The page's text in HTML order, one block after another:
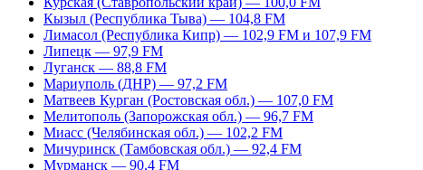
Кызыл (Республика Тыва) — 104,8 FM
Лимасол (Республика Кипр) — 102,9 FM и 107,9 FM
Липецк — 97,9 FM
Луганск — 88,8 FM
Мариуполь (ДНР) — 97,2 FM
Матвеев Курган (Ростовская обл.) — 107,0 FM
Мелитополь (Запорожская обл.) — 96,7 FM
Миасс (Челябинская обл.) — 102,2 FM
Мичуринск (Тамбовская обл.) — 92,4 FM
Мурманск — 90,4 FM